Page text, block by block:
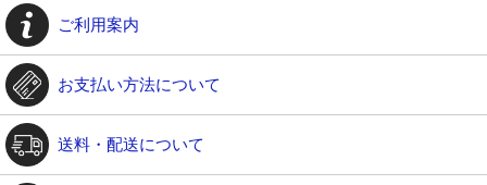
ご利用案内
お支払い方法について
送料・配送について